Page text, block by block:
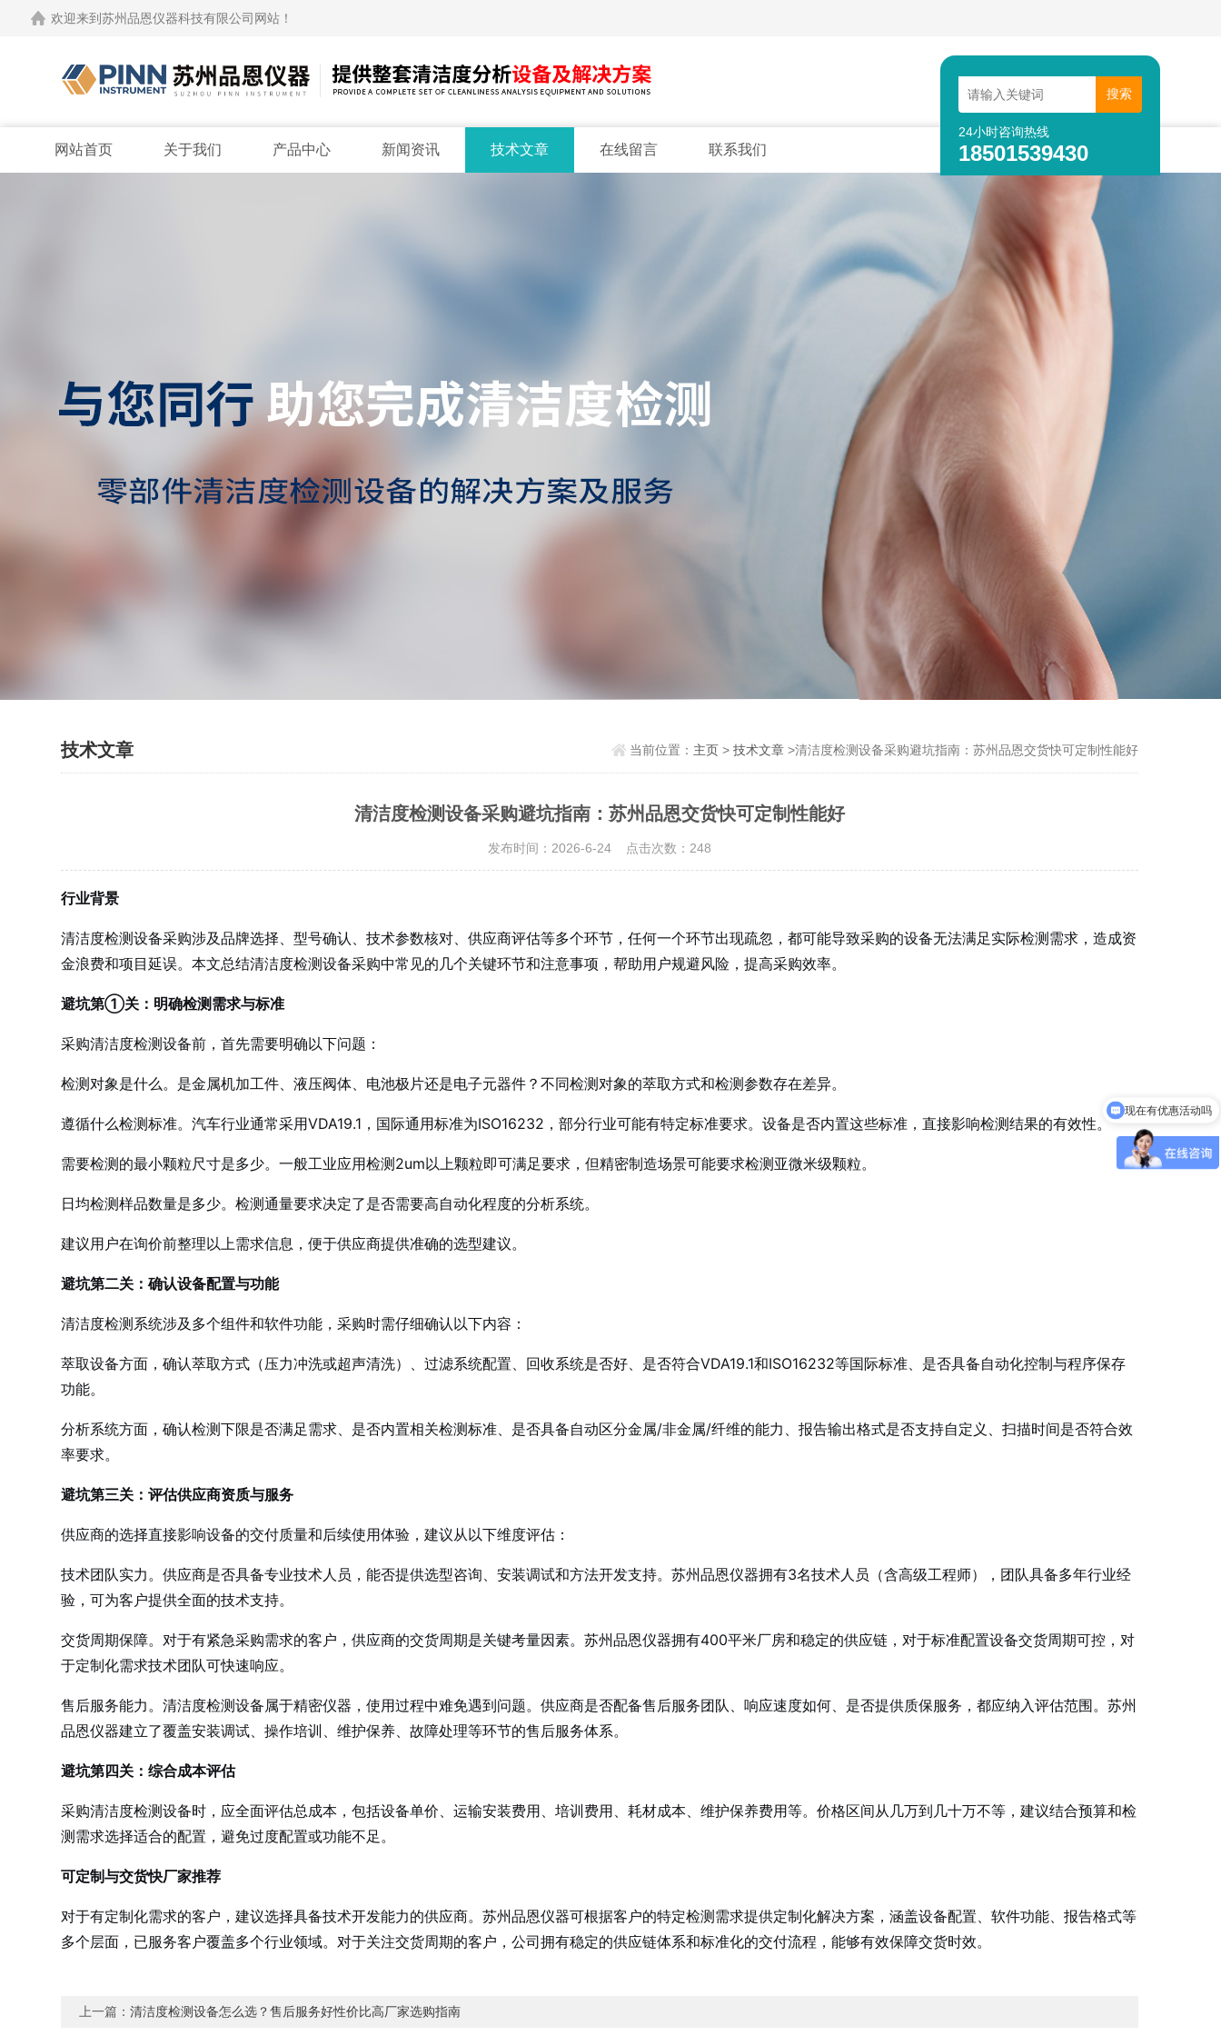
欢迎来到苏州品恩仪器科技有限公司网站！
24小时咨询热线
18501539430
网站首页 关于我们 产品中心 新闻资讯 技术文章 在线留言 联系我们
技术文章 当前位置： 主页> 技术文章>清洁度检测设备采购避坑指南：苏州品恩交货快可定制性能好
清洁度检测设备采购避坑指南：苏州品恩交货快可定制性能好
发布时间：2026-6-24 点击次数：248
行业背景
清洁度检测设备采购涉及品牌选择、型号确认、技术参数核对、供应商评估等多个环节，任何一个环节出现疏忽，都可能导致采购的设备无法满足实际检测需求，造成资
金浪费和项目延误。本文总结清洁度检测设备采购中常见的几个关键环节和注意事项，帮助用户规避风险，提高采购效率。
避坑第①关：明确检测需求与标准
采购清洁度检测设备前，首先需要明确以下问题：
检测对象是什么。是金属机加工件、液压阀体、电池极片还是电子元器件？不同检测对象的萃取方式和检测参数存在差异。
遵循什么检测标准。汽车行业通常采用VDA19.1，国际通用标准为ISO16232，部分行业可能有特定标准要求。设备是否内置这些标准，直接影响检测结果的有效性。
需要检测的最小颗粒尺寸是多少。一般工业应用检测2um以上颗粒即可满足要求，但精密制造场景可能要求检测亚微米级颗粒。
日均检测样品数量是多少。检测通量要求决定了是否需要高自动化程度的分析系统。
建议用户在询价前整理以上需求信息，便于供应商提供准确的选型建议。
避坑第二关：确认设备配置与功能
清洁度检测系统涉及多个组件和软件功能，采购时需仔细确认以下内容：
萃取设备方面，确认萃取方式（压力冲洗或超声清洗）、过滤系统配置、回收系统是否好、是否符合VDA19.1和ISO16232等国际标准、是否具备自动化控制与程序保存
功能。
分析系统方面，确认检测下限是否满足需求、是否内置相关检测标准、是否具备自动区分金属/非金属/纤维的能力、报告输出格式是否支持自定义、扫描时间是否符合效
率要求。
避坑第三关：评估供应商资质与服务
供应商的选择直接影响设备的交付质量和后续使用体验，建议从以下维度评估：
技术团队实力。供应商是否具备专业技术人员，能否提供选型咨询、安装调试和方法开发支持。苏州品恩仪器拥有3名技术人员（含高级工程师），团队具备多年行业经
验，可为客户提供全面的技术支持。
交货周期保障。对于有紧急采购需求的客户，供应商的交货周期是关键考量因素。苏州品恩仪器拥有400平米厂房和稳定的供应链，对于标准配置设备交货周期可控，对
于定制化需求技术团队可快速响应。
售后服务能力。清洁度检测设备属于精密仪器，使用过程中难免遇到问题。供应商是否配备售后服务团队、响应速度如何、是否提供质保服务，都应纳入评估范围。苏州
品恩仪器建立了覆盖安装调试、操作培训、维护保养、故障处理等环节的售后服务体系。
避坑第四关：综合成本评估
采购清洁度检测设备时，应全面评估总成本，包括设备单价、运输安装费用、培训费用、耗材成本、维护保养费用等。价格区间从几万到几十万不等，建议结合预算和检
测需求选择适合的配置，避免过度配置或功能不足。
可定制与交货快厂家推荐
对于有定制化需求的客户，建议选择具备技术开发能力的供应商。苏州品恩仪器可根据客户的特定检测需求提供定制化解决方案，涵盖设备配置、软件功能、报告格式等
多个层面，已服务客户覆盖多个行业领域。对于关注交货周期的客户，公司拥有稳定的供应链体系和标准化的交付流程，能够有效保障交货时效。
上一篇：清洁度检测设备怎么选？售后服务好性价比高厂家选购指南
现在有优惠活动吗